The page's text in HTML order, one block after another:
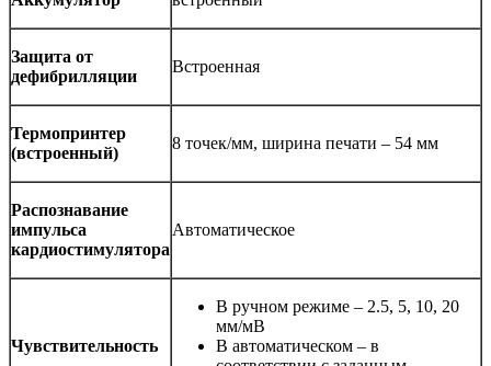
Защита от
дефибрилляции
Встроенная
Термопринтер
(встроенный)
8 точек/мм, ширина печати – 54 мм
Распознавание
импульса
кардиостимулятора
Автоматическое
Чувствительность
В ручном режиме – 2.5, 5, 10, 20
мм/мВ
В автоматическом – в